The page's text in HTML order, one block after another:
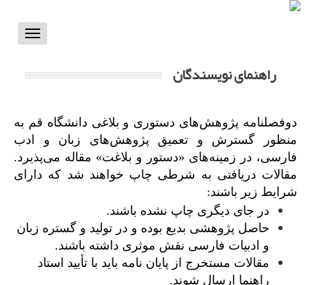
Toggle
راهنمای نویسندگان
دوفصلنامه پژوهش‌های دستوری و بلاغی دانشگاه قم به
منظور گسترش و تعمیق پژوهش‌‌های زبان و ادب
فارسی، در زمینه‌‌های «دستور و بلاغت» مقاله می‌پذیرد.
مقالات دریافتی به شرطی چاپ خواهند شد که دارای
شرایط زیر باشند:
در جای دیگری چاپ نشده باشند.
حاصل پژوهشی بدیع بوده و در تولید و گستره زبان
و ادبیات فارسی نقش موثری داشته باشند.
مقالات مستخرج از پایان نامه باید با تأیید استاد
راهنما ارسال شوند.